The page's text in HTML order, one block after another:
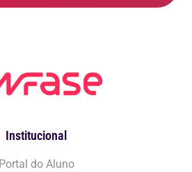
Institucional
Portal do Aluno